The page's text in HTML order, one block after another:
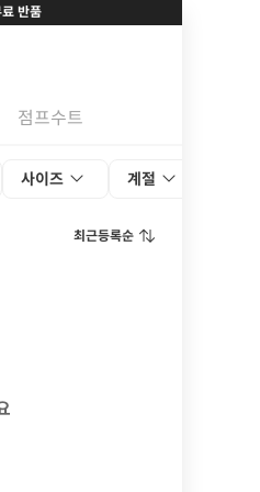
반품
점프수트
사이즈 계절
최근등록순